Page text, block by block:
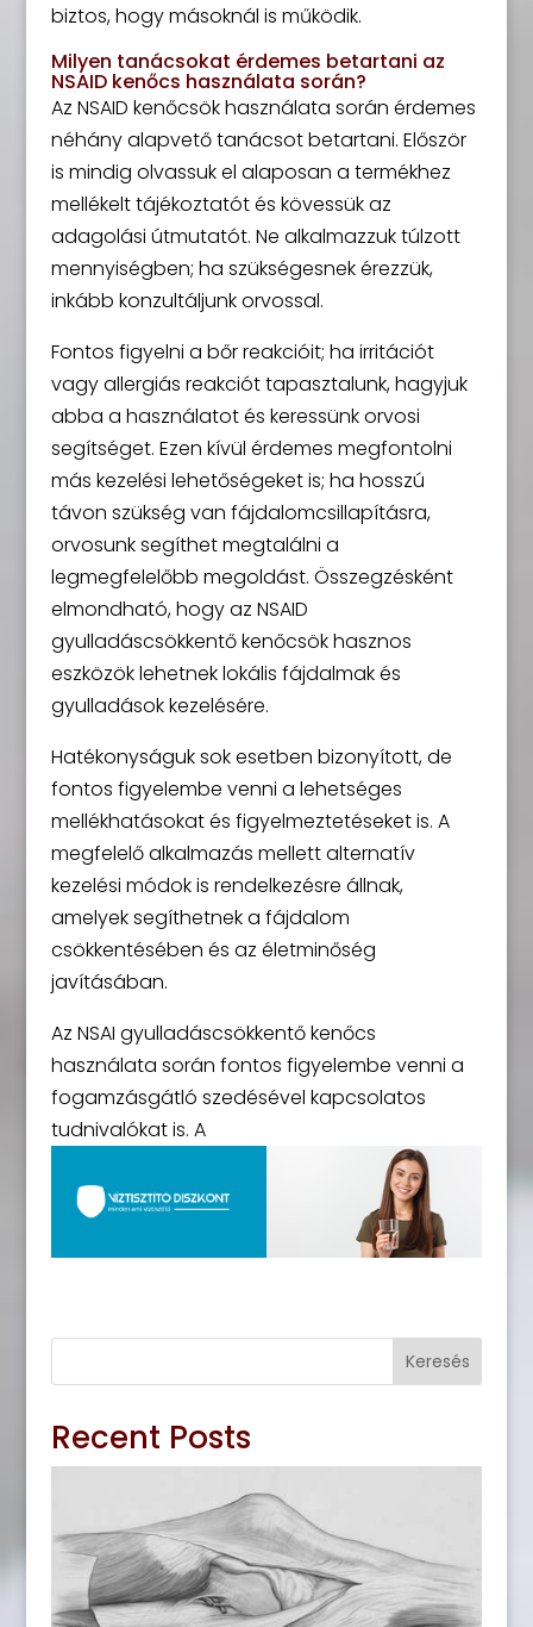
biztos, hogy másoknál is működik.
Milyen tanácsokat érdemes betartani az
NSAID kenőcs használata során?
Az NSAID kenőcsök használata során érdemes
néhány alapvető tanácsot betartani. Először
is mindig olvassuk el alaposan a termékhez
mellékelt tájékoztatót és kövessük az
adagolási útmutatót. Ne alkalmazzuk túlzott
mennyiségben; ha szükségesnek érezzük,
inkább konzultáljunk orvossal.
Fontos figyelni a bőr reakcióit; ha irritációt
vagy allergiás reakciót tapasztalunk, hagyjuk
abba a használatot és keressünk orvosi
segítséget. Ezen kívül érdemes megfontolni
más kezelési lehetőségeket is; ha hosszú
távon szükség van fájdalomcsillapításra,
orvosunk segíthet megtalálni a
legmegfelelőbb megoldást. Összegzésként
elmondható, hogy az NSAID
gyulladáscsökkentő kenőcsök hasznos
eszközök lehetnek lokális fájdalmak és
gyulladások kezelésére.
Hatékonyságuk sok esetben bizonyított, de
fontos figyelembe venni a lehetséges
mellékhatásokat és figyelmeztetéseket is. A
megfelelő alkalmazás mellett alternatív
kezelési módok is rendelkezésre állnak,
amelyek segíthetnek a fájdalom
csökkentésében és az életminőség
javításában.
Az NSAI gyulladáscsökkentő kenőcs
használata során fontos figyelembe venni a
fogamzásgátló szedésével kapcsolatos
tudnivalókat is. A
Keresés
Recent Posts